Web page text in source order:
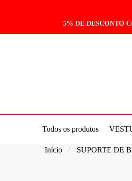
5% DE DESCONTO
Todos os produtos
Início / SUPORTE DE